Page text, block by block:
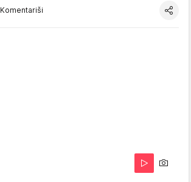
Komentariši